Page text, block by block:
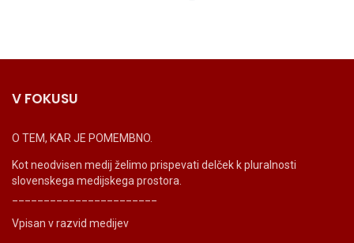
V FOKUSU
O TEM, KAR JE POMEMBNO.
Kot neodvisen medij želimo prispevati delček k pluralnosti
slovenskega medijskega prostora.
Vpisan v razvid medijev